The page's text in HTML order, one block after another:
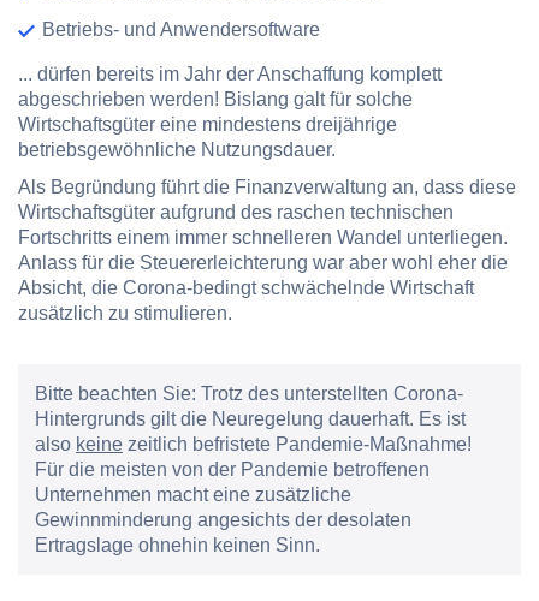
Betriebs- und Anwendersoftware
... dürfen bereits im Jahr der Anschaffung komplett
abgeschrieben werden! Bislang galt für solche
Wirtschaftsgüter eine mindestens dreijährige
betriebsgewöhnliche Nutzungsdauer.
Als Begründung führt die Finanzverwaltung an, dass diese
Wirtschaftsgüter aufgrund des raschen technischen
Fortschritts einem immer schnelleren Wandel unterliegen.
Anlass für die Steuererleichterung war aber wohl eher die
Absicht, die Corona-bedingt schwächelnde Wirtschaft
zusätzlich zu stimulieren.
Bitte beachten Sie: Trotz des unterstellten Corona-
Hintergrunds gilt die Neuregelung dauerhaft. Es ist
also keine zeitlich befristete Pandemie-Maßnahme!
Für die meisten von der Pandemie betroffenen
Unternehmen macht eine zusätzliche
Gewinnminderung angesichts der desolaten
Ertragslage ohnehin keinen Sinn.